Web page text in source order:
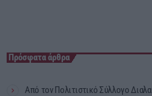
Πρόσφατα άρθρα
Από τον Πολιτιστικό Σύλλογο